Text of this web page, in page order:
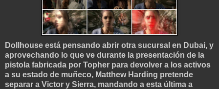
Dollhouse está pensando abrir otra sucursal en Dubai, y
aprovechando lo que ve durante la presentación de la
pistola fabricada por Topher para devolver a los activos
a su estado de muñeco, Matthew Harding pretende
separar a Victor y Sierra, mandando a esta última a